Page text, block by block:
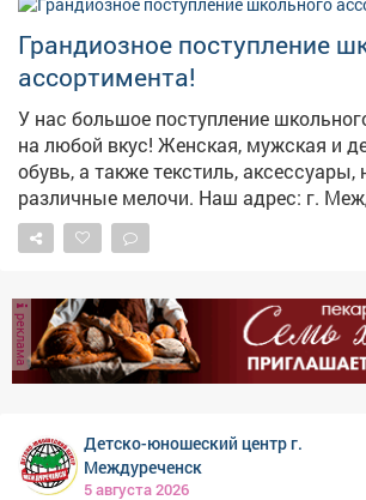
17:00, по телефону: 32-16-75.
Грандиозное поступление
ассортимента!
У нас большое поступление
на любой вкус! Женская, мужская и детская одежда и
обувь, а также текстиль, аксессуары,
различные мелочи. Наш адрес: г. Междуреченск, пр.
Строителей, 48/3
реклама
Детско-юношеский центр г.
Междуреченск
5 августа 2026